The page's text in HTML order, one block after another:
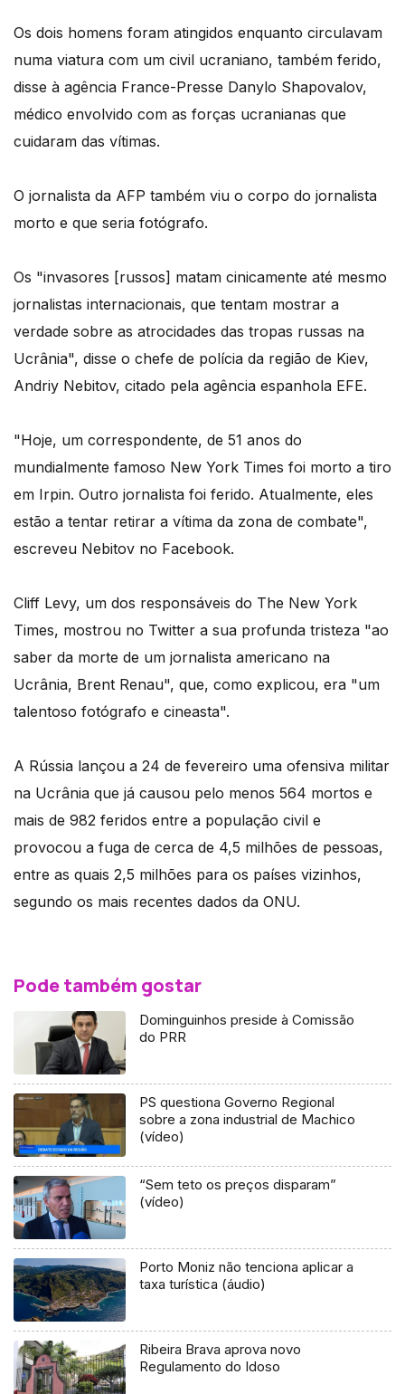
Os dois homens foram atingidos enquanto circulavam
numa viatura com um civil ucraniano, também ferido,
disse à agência France-Presse Danylo Shapovalov,
médico envolvido com as forças ucranianas que
cuidaram das vítimas.
O jornalista da AFP também viu o corpo do jornalista
morto e que seria fotógrafo.
Os "invasores [russos] matam cinicamente até mesmo
jornalistas internacionais, que tentam mostrar a
verdade sobre as atrocidades das tropas russas na
Ucrânia", disse o chefe de polícia da região de Kiev,
Andriy Nebitov, citado pela agência espanhola EFE.
"Hoje, um correspondente, de 51 anos do
mundialmente famoso New York Times foi morto a tiro
em Irpin. Outro jornalista foi ferido. Atualmente, eles
estão a tentar retirar a vítima da zona de combate",
escreveu Nebitov no Facebook.
Cliff Levy, um dos responsáveis do The New York
Times, mostrou no Twitter a sua profunda tristeza "ao
saber da morte de um jornalista americano na
Ucrânia, Brent Renau", que, como explicou, era "um
talentoso fotógrafo e cineasta".
A Rússia lançou a 24 de fevereiro uma ofensiva militar
na Ucrânia que já causou pelo menos 564 mortos e
mais de 982 feridos entre a população civil e
provocou a fuga de cerca de 4,5 milhões de pessoas,
entre as quais 2,5 milhões para os países vizinhos,
segundo os mais recentes dados da ONU.
Pode também gostar
Dominguinhos preside à Comissão
do PRR
PS questiona Governo Regional
sobre a zona industrial de Machico
(vídeo)
“Sem teto os preços disparam”
(vídeo)
Porto Moniz não tenciona aplicar a
taxa turística (áudio)
Ribeira Brava aprova novo
Regulamento do Idoso